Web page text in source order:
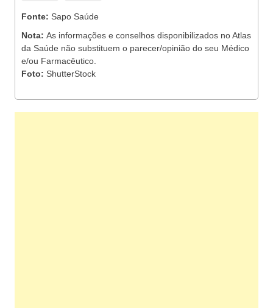
Fonte: Sapo Saúde
Nota: As informações e conselhos disponibilizados no Atlas
da Saúde não substituem o parecer/opinião do seu Médico
e/ou Farmacêutico.
Foto: ShutterStock